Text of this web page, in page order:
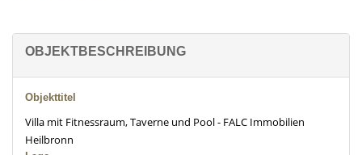
OBJEKTBESCHREIBUNG
Objekttitel
Villa mit Fitnessraum, Taverne und Pool - FALC Immobilien
Heilbronn